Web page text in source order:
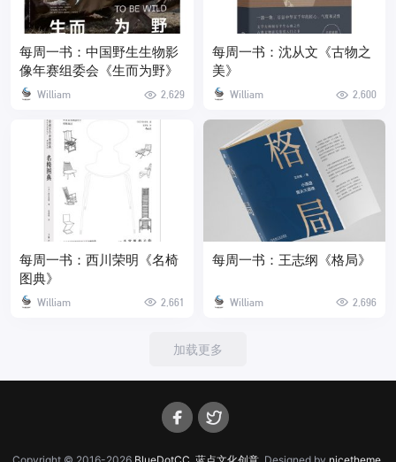
每周一书：中国野生生物影
像年赛组委会《生而为野》
William 2,629
每周一书：沈从文《古物之
美》
William 2,600
每周一书：西川荣明《名椅
图典》
William 2,661
每周一书：王志纲《格局》
William 2,696
加载更多